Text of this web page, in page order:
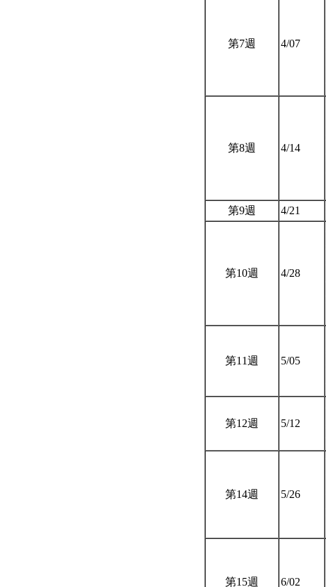
第7週 4/07
第8週 4/14
第9週 4/21
第10週 4/28
第11週 5/05
第12週 5/12
第14週 5/26
第15週 6/02